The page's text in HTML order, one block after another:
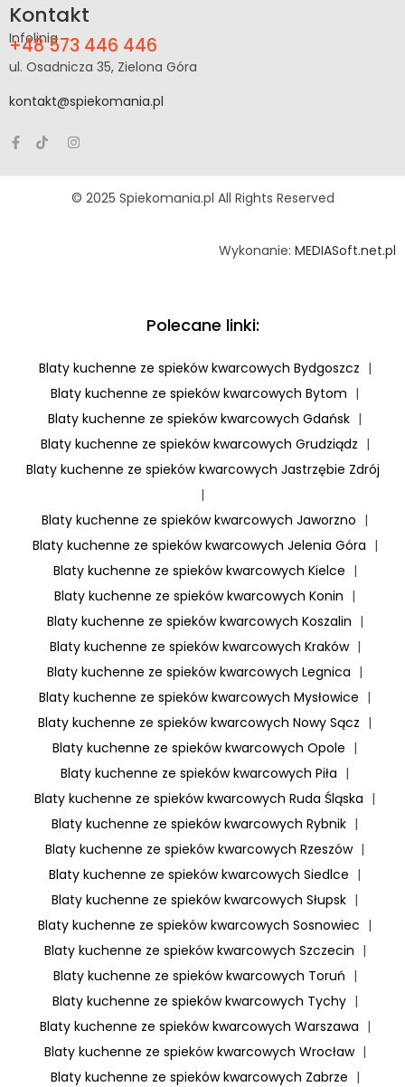
Kontakt
Infolinia
+48 573 446 446
ul. Osadnicza 35, Zielona Góra
kontakt@spiekomania.pl
© 2025 Spiekomania.pl All Rights Reserved
Wykonanie: MEDIASoft.net.pl
Polecane linki:
Blaty kuchenne ze spieków kwarcowych Bydgoszcz |
Blaty kuchenne ze spieków kwarcowych Bytom |
Blaty kuchenne ze spieków kwarcowych Gdańsk |
Blaty kuchenne ze spieków kwarcowych Grudziądz |
Blaty kuchenne ze spieków kwarcowych Jastrzębie Zdrój
|
Blaty kuchenne ze spieków kwarcowych Jaworzno |
Blaty kuchenne ze spieków kwarcowych Jelenia Góra |
Blaty kuchenne ze spieków kwarcowych Kielce |
Blaty kuchenne ze spieków kwarcowych Konin |
Blaty kuchenne ze spieków kwarcowych Koszalin |
Blaty kuchenne ze spieków kwarcowych Kraków |
Blaty kuchenne ze spieków kwarcowych Legnica |
Blaty kuchenne ze spieków kwarcowych Mysłowice |
Blaty kuchenne ze spieków kwarcowych Nowy Sącz |
Blaty kuchenne ze spieków kwarcowych Opole |
Blaty kuchenne ze spieków kwarcowych Piła |
Blaty kuchenne ze spieków kwarcowych Ruda Śląska |
Blaty kuchenne ze spieków kwarcowych Rybnik |
Blaty kuchenne ze spieków kwarcowych Rzeszów |
Blaty kuchenne ze spieków kwarcowych Siedlce |
Blaty kuchenne ze spieków kwarcowych Słupsk |
Blaty kuchenne ze spieków kwarcowych Sosnowiec |
Blaty kuchenne ze spieków kwarcowych Szczecin |
Blaty kuchenne ze spieków kwarcowych Toruń |
Blaty kuchenne ze spieków kwarcowych Tychy |
Blaty kuchenne ze spieków kwarcowych Warszawa |
Blaty kuchenne ze spieków kwarcowych Wrocław |
Blaty kuchenne ze spieków kwarcowych Zabrze |